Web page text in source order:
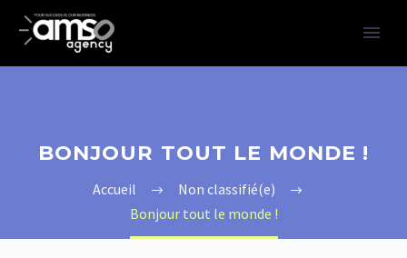
BONJOUR TOUT LE MONDE !
Accueil
Non classifié(e)
Bonjour tout le monde !